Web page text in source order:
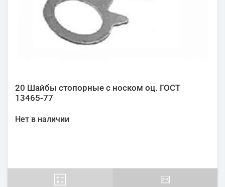
20 Шайбы стопорные с носком оц. ГОСТ
13465-77
Нет в наличии